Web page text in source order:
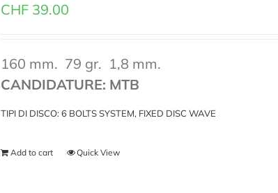
CHF 39.00
160 mm. 79 gr. 1,8 mm.
CANDIDATURE: MTB
TIPI DI DISCO: 6 BOLTS SYSTEM, FIXED DISC WAVE
Add to cart Quick View